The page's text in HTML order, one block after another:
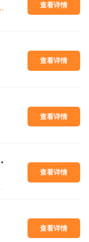
,冒险解谜
。喜欢的快来18183下载吧~
查看详情
快来18183下载吧~
查看详情
朋友可以来下载。
查看详情
下载
由的开放性规则设定等你来解锁!
查看详情
查看详情